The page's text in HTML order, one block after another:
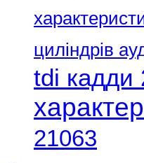
циліндрів
tdi кадди
21063